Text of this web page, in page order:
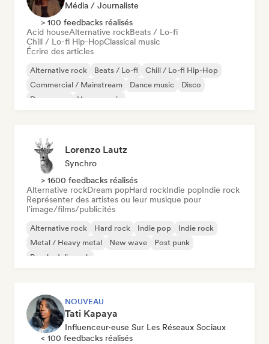
Média / Journaliste
> 100 feedbacks réalisés
Acid houseAlternative rockBeats / Lo-fi
Chill / Lo-fi Hip-HopClassical music
Écrire des articles
Alternative rock Beats / Lo-fi
Chill / Lo-fi Hip-Hop
Commercial / Mainstream
Dance music
Disco
Dream pop
House music
Lorenzo Lautz
Synchro
> 1600 feedbacks réalisés
Alternative rockDream popHard rockIndie popIndie rock
Représenter des artistes ou leur musique pour
l’image/films/publicités
Alternative rock Hard rock Indie pop
Indie rock
Metal / Heavy metal
New wave
Post punk
Psychedelic rock
NOUVEAU
Tati Kapaya
Influenceur·euse Sur Les Réseaux Sociaux
< 100 feedbacks réalisés